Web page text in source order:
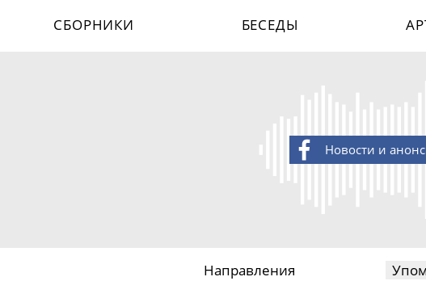
СБОРНИКИ БЕСЕДЫ
Новости и
Направления